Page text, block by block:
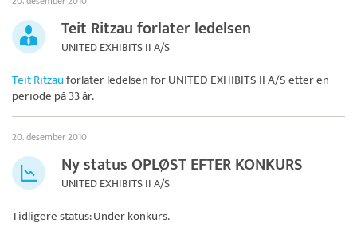
Teit Ritzau forlater ledelsen
UNITED EXHIBITS II A/S
Teit Ritzauforlater ledelsen forUNITED EXHIBITS II A/Setter en
periode på 33 år.
20. desember 2010
Ny status OPLØST EFTER KONKURS
UNITED EXHIBITS II A/S
Tidligere status: Under konkurs.